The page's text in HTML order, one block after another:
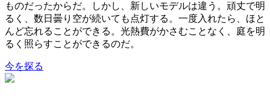
ものだったからだ。しかし、新しいモデルは違う。頑丈で明
るく、数日曇り空が続いても点灯する。一度入れたら、ほと
んど忘れることができる。光熱費がかさむことなく、庭を明
るく照らすことができるのだ。
今を探る